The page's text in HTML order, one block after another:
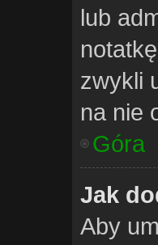
lub
zwykli
na nie
Góra
Jak
Aby